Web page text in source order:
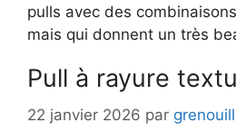
pulls avec des
mais qui donnent un très
Pull à rayure
22 janvier 2026 par